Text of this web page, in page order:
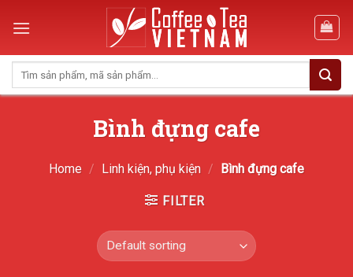
Bình đựng cafe
Home / Linh kiện, phụ kiện / Bình đựng cafe
FILTER